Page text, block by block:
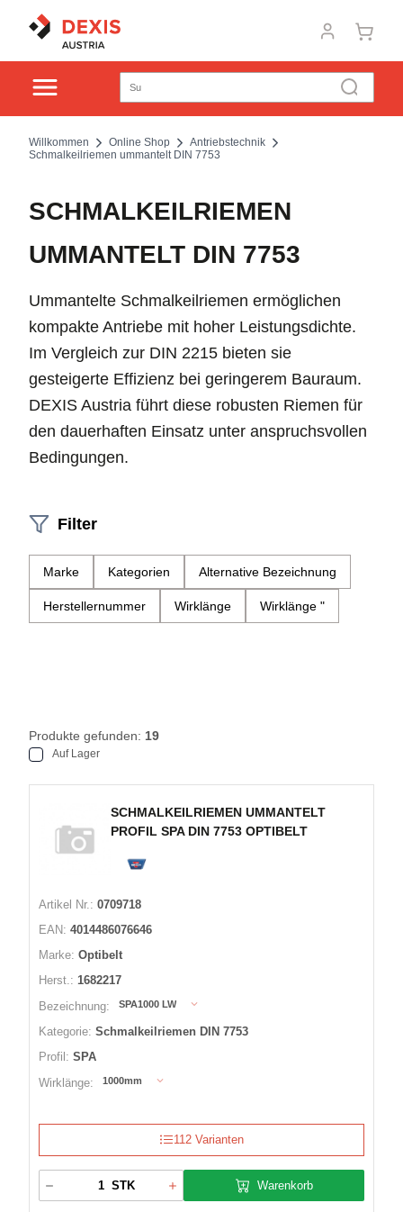
Willkommen Online Shop
Antriebstechnik
Schmalkeilriemen ummantelt DIN 7753
SCHMALKEILRIEMEN
UMMANTELT DIN 7753
Ummantelte Schmalkeilriemen ermöglichen
kompakte Antriebe mit hoher Leistungsdichte.
Im Vergleich zur DIN 2215 bieten sie
gesteigerte Effizienz bei geringerem Bauraum.
DEXIS Austria führt diese robusten Riemen für
den dauerhaften Einsatz unter anspruchsvollen
Bedingungen.
Filter
Marke Kategorien Alternative Bezeichnung
Herstellernummer Wirklänge Wirklänge "
Produkte gefunden: 19
Auf Lager
SCHMALKEILRIEMEN UMMANTELT
PROFIL SPA DIN 7753 OPTIBELT
Artikel Nr.: 0709718
EAN: 4014486076646
Marke: Optibelt
Herst.: 1682217
Bezeichnung:
SPA1000 LW
Kategorie: Schmalkeilriemen DIN 7753
Profil: SPA
Wirklänge:
1000mm
112 Varianten
STK Warenkorb